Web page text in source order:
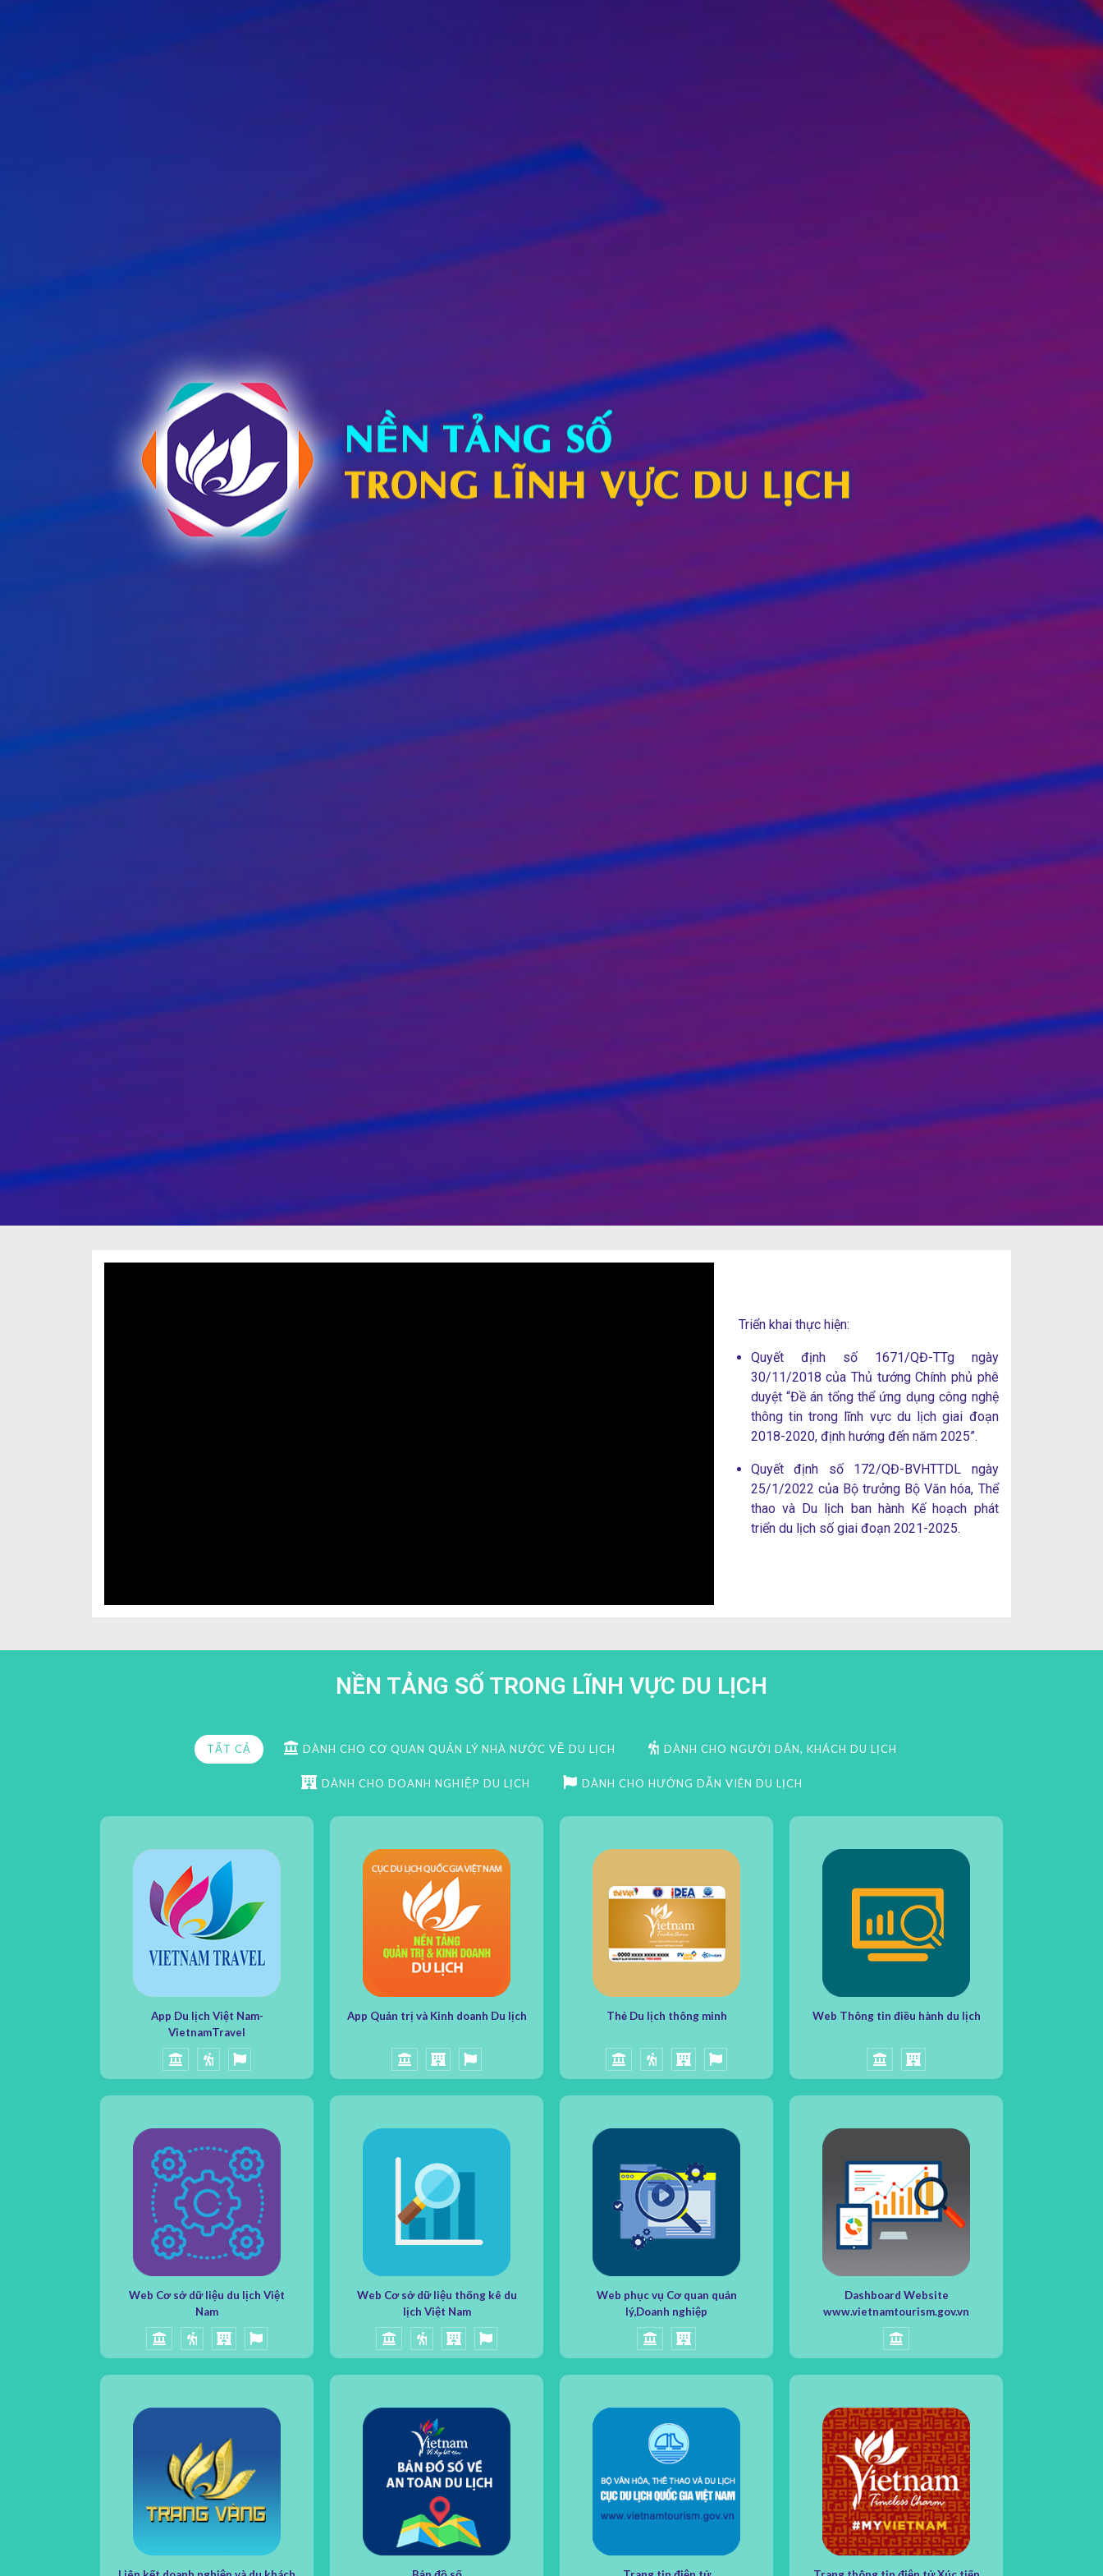
Triển khai thực hiện:
Quyết định số 1671/QĐ-TTg ngày
30/11/2018 của Thủ tướng Chính phủ phê
duyệt “Đề án tổng thể ứng dụng công nghệ
thông tin trong lĩnh vực du lịch giai đoạn
2018-2020, định hướng đến năm 2025”.
Quyết định số 172/QĐ-BVHTTDL ngày
25/1/2022 của Bộ trưởng Bộ Văn hóa, Thể
thao và Du lịch ban hành Kế hoạch phát
triển du lịch số giai đoạn 2021-2025.
NỀN TẢNG SỐ TRONG LĨNH VỰC DU LỊCH
TẤT CẢ DÀNH CHO CƠ QUAN QUẢN LÝ NHÀ NƯỚC VỀ DU LỊCH DÀNH CHO NGƯỜI DÂN, KHÁCH DU LỊCH
DÀNH CHO DOANH NGHIỆP DU LỊCH DÀNH CHO HƯỚNG DẪN VIÊN DU LỊCH
App Du lịch Việt Nam-
VietnamTravel
App Quản trị và Kinh doanh Du lịch Thẻ Du lịch thông minh Web Thông tin điều hành du lịch
Web Cơ sở dữ liệu du lịch Việt
Nam
Web Cơ sở dữ liệu thống kê du
lịch Việt Nam
Web phục vụ Cơ quan quản
lý,Doanh nghiệp
Dashboard Website
www.vietnamtourism.gov.vn